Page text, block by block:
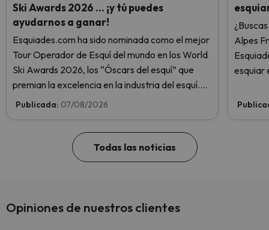
Ski Awards 2026 … ¡y tú puedes
ayudarnos a ganar!
Esquiades.com ha sido nominada como el mejor
Tour Operador de Esquí del mundo en los World
Ski Awards 2026, los “Óscars del esquí” que
premian la excelencia en la industria del esquí.
¡Vota ahora y ayúdanos a alcanzar la cima!
Publicada: 07/08/2026
Alpes
esquiar
Todas las noticias
Opiniones de nuestros clientes